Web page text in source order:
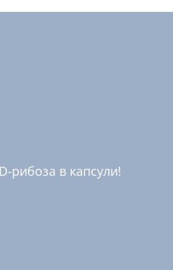
рибоза в капсули!